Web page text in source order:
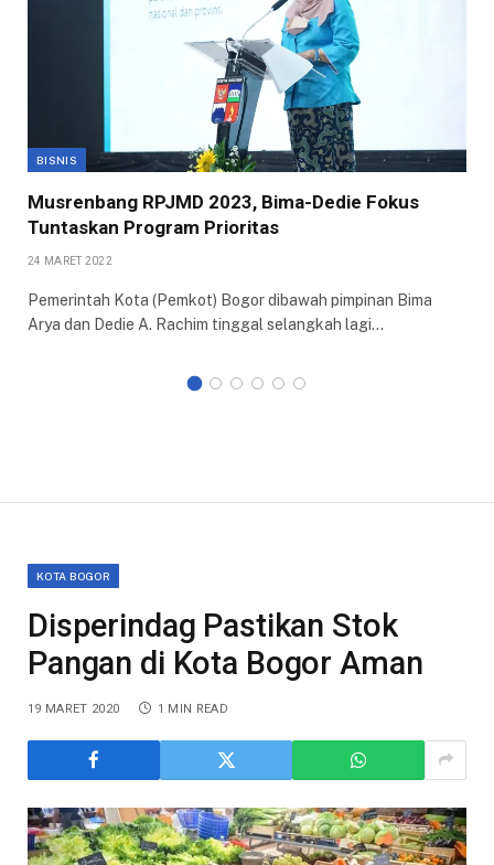
BISNIS
Musrenbang RPJMD 2023, Bima-Dedie Fokus
Tuntaskan Program Prioritas
24 MARET 2022
Pemerintah Kota (Pemkot) Bogor dibawah pimpinan Bima
Arya dan Dedie A. Rachim tinggal selangkah lagi…
KOTA BOGOR
Disperindag Pastikan Stok
Pangan di Kota Bogor Aman
19 MARET 2020 1 MIN READ